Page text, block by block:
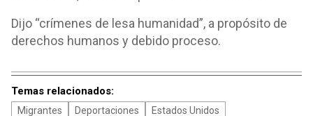
Dijo “crímenes de lesa humanidad”, a propósito de
derechos humanos y debido proceso.
Temas relacionados:
Migrantes Deportaciones Estados Unidos